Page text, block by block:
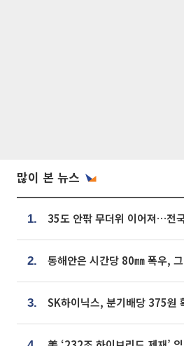
많이 본 뉴스
1.
2.
3.